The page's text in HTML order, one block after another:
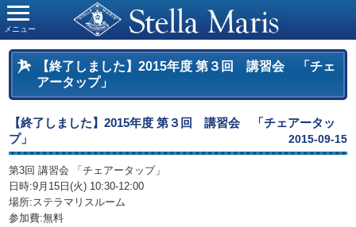
メニュー
【終了しました】2015年度 第３回 講習会 「チェ
アータップ」
【終了しました】2015年度 第３回 講習会 「チェアータッ
プ」
2015-09-15
第3回 講習会 「チェアータップ」
日時:9月15日(火) 10:30-12:00
場所:ステラマリスルーム
参加費:無料